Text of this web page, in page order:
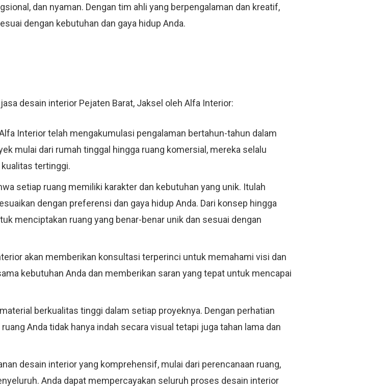
dan nyaman. Dengan tim ahli yang berpengalaman dan kreatif,
dengan kebutuhan dan gaya hidup Anda.
desain interior Pejaten Barat, Jaksel oleh Alfa Interior:
Interior telah mengakumulasi pengalaman bertahun-tahun dalam
mulai dari rumah tinggal hingga ruang komersial, mereka selalu
tertinggi.
setiap ruang memiliki karakter dan kebutuhan yang unik. Itulah
dengan preferensi dan gaya hidup Anda. Dari konsep hingga
menciptakan ruang yang benar-benar unik dan sesuai dengan
akan memberikan konsultasi terperinci untuk memahami visi dan
kebutuhan Anda dan memberikan saran yang tepat untuk mencapai
berkualitas tinggi dalam setiap proyeknya. Dengan perhatian
Anda tidak hanya indah secara visual tetapi juga tahan lama dan
desain interior yang komprehensif, mulai dari perencanaan ruang,
Anda dapat mempercayakan seluruh proses desain interior